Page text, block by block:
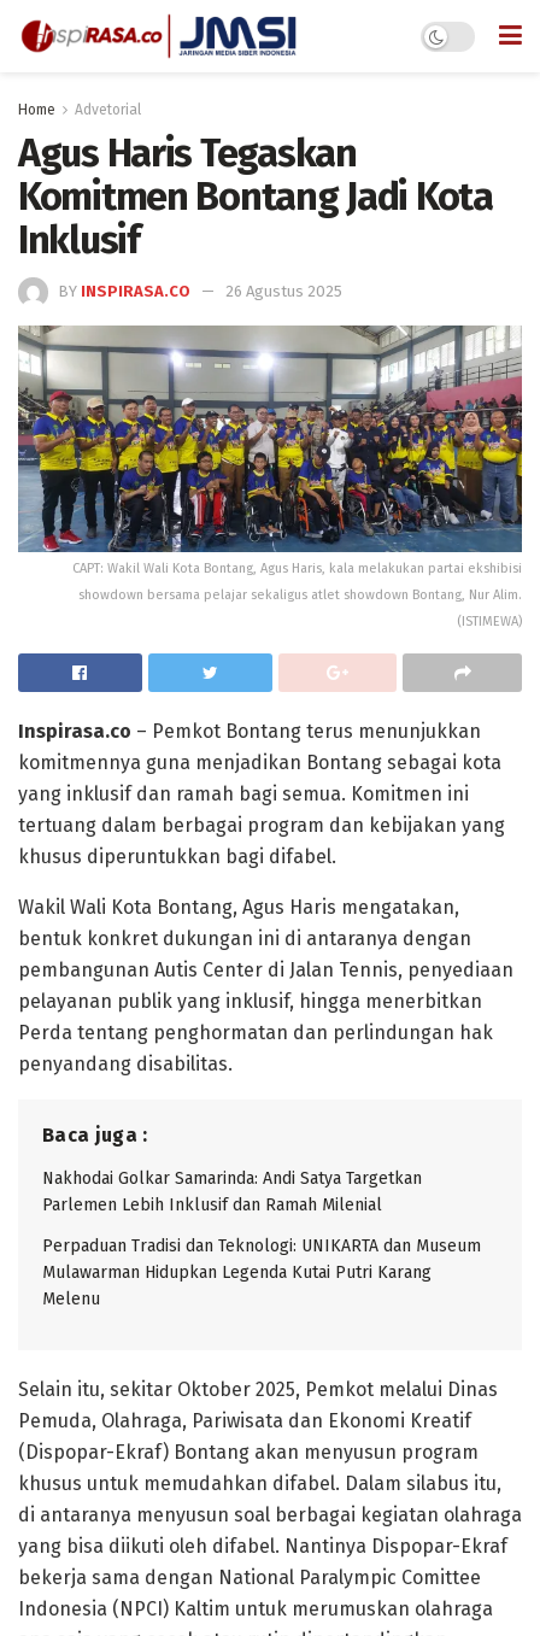
Home Advetorial
Agus Haris Tegaskan
Komitmen Bontang Jadi Kota
Inklusif
BY INSPIRASA.CO 26 Agustus 2025
CAPT: Wakil Wali Kota Bontang, Agus Haris, kala melakukan partai ekshibisi
showdown bersama pelajar sekaligus atlet showdown Bontang, Nur Alim.
(ISTIMEWA)
Inspirasa.co – Pemkot Bontang terus menunjukkan
komitmennya guna menjadikan Bontang sebagai kota
yang inklusif dan ramah bagi semua. Komitmen ini
tertuang dalam berbagai program dan kebijakan yang
khusus diperuntukkan bagi difabel.
Wakil Wali Kota Bontang, Agus Haris mengatakan,
bentuk konkret dukungan ini di antaranya dengan
pembangunan Autis Center di Jalan Tennis, penyediaan
pelayanan publik yang inklusif, hingga menerbitkan
Perda tentang penghormatan dan perlindungan hak
penyandang disabilitas.
Baca juga :
Nakhodai Golkar Samarinda: Andi Satya Targetkan
Parlemen Lebih Inklusif dan Ramah Milenial
Perpaduan Tradisi dan Teknologi: UNIKARTA dan Museum
Mulawarman Hidupkan Legenda Kutai Putri Karang
Melenu
Selain itu, sekitar Oktober 2025, Pemkot melalui Dinas
Pemuda, Olahraga, Pariwisata dan Ekonomi Kreatif
(Dispopar-Ekraf) Bontang akan menyusun program
khusus untuk memudahkan difabel. Dalam silabus itu,
di antaranya menyusun soal berbagai kegiatan olahraga
yang bisa diikuti oleh difabel. Nantinya Dispopar-Ekraf
bekerja sama dengan National Paralympic Comittee
Indonesia (NPCI) Kaltim untuk merumuskan olahraga